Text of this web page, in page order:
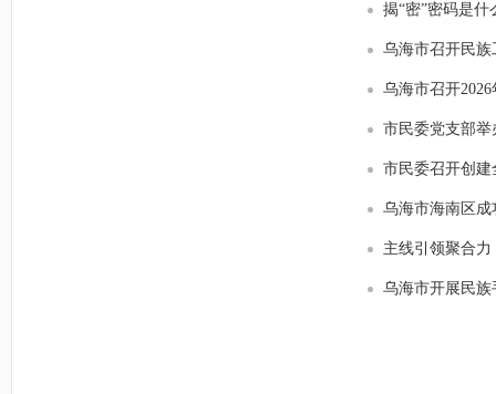
揭“密”密码是什
乌海市召开民
乌海市召开
市民委党支部举
市民委召开创
乌海市海南区
主线引领聚合
乌海市开展民族